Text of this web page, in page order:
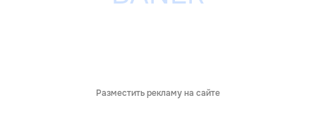
Разместить рекламу на сайте